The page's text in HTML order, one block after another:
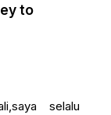
to
selalu